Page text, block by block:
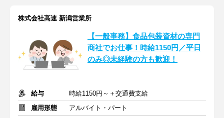
株式会社高速 新潟営業所
【一般事務】食品包装資材の専門
商社でお仕事！時給1150円／平日
のみ◎未経験の方も歓迎！
給与
時給1150円～＋交通費支給
雇用形態
アルバイト・パート